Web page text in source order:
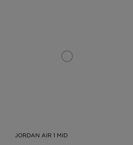
JORDAN AIR 1 MID